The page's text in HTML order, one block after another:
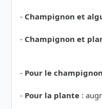
- Champignon et
- Champignon et
- Pour le champignon
- Pour la plante :